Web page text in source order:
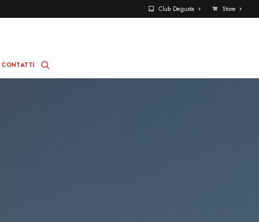
Club Degusta Store
CONTATTI